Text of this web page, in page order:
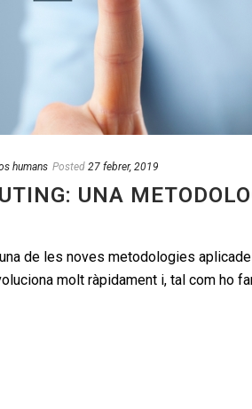
humans Posted 27 febrer, 2019
UNA
de les noves metodologies
molt ràpidament i, tal com ho